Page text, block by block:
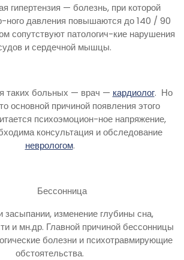
гипертензия — болезнь, при которой
ного давления повышаются до 140 / 90
сопутствуют патологич-кие нарушения
и сердечной мышцы.
таких больных — врач — кардиолог. Но
основной причиной появления этого
психоэмоцион-ное напряжение,
консультация и обследование
неврологом.
Бессонница
засыпании, изменение глубины сна,
и мн.др. Главной причиной бессонницы
болезни и психотравмирующие
обстоятельства.